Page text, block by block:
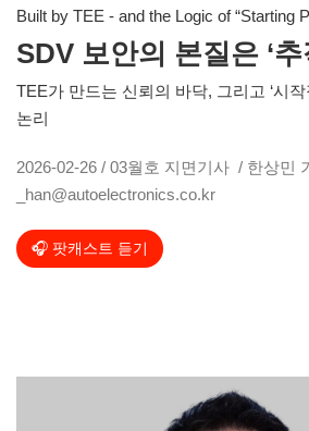
Built by TEE - and the Logic of “Starting
SDV 보안의 본질은 ‘추
TEE가 만드는 신뢰의 바닥, 그리고 ‘시
논리
2026-02-26 / 03월호 지면기사 / 한상민
_han@autoelectronics.co.kr
🎧 팟캐스트 듣기